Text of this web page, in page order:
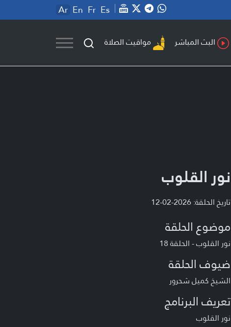
Ar En Fr Es
البث المباشر مواقيت الصلاة
نور القلوب
تاريخ الحلقة: 2026-02-12
موضوع الحلقة
نور القلوب - الحلقة 18
ضيوف الحلقة
الشيخ كميل شحرور
تعريف البرنامج
نور القلوب